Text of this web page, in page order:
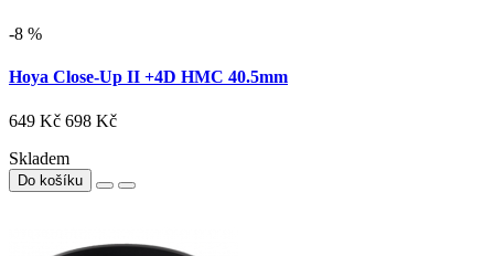
-8 %
Hoya Close-Up II +4D HMC 40.5mm
649 Kč 698 Kč
Skladem
Do košíku